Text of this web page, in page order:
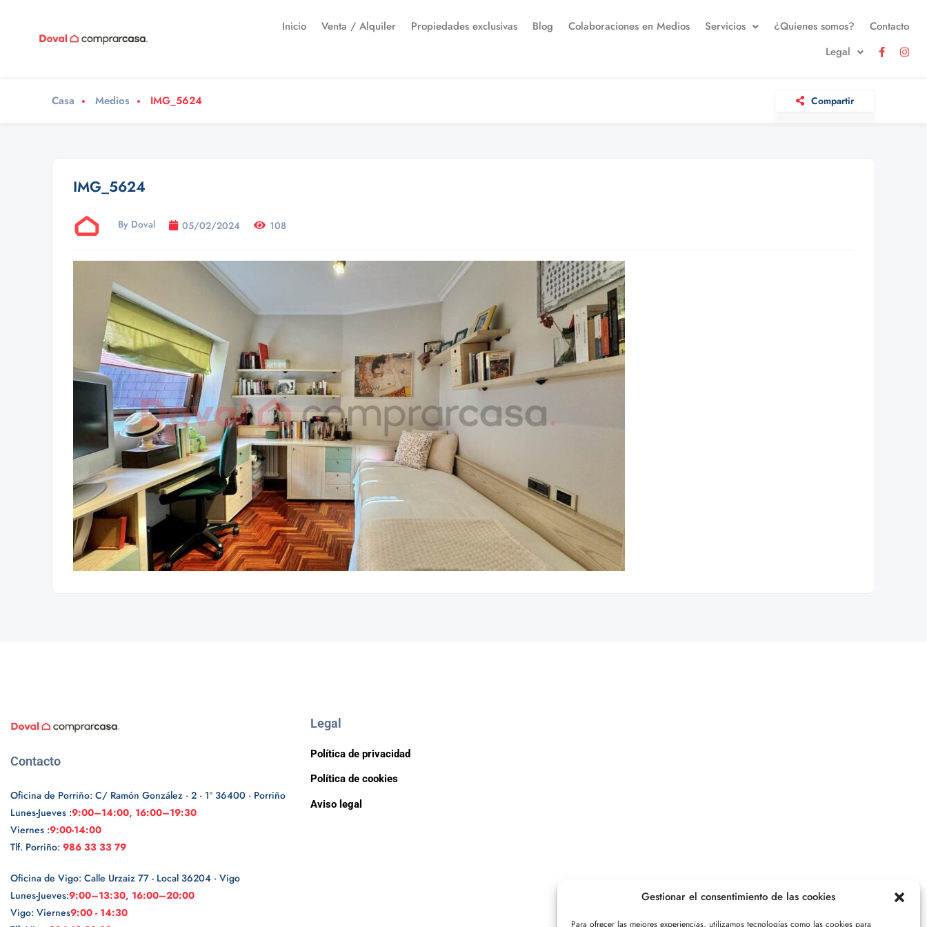
Gestionar el consentimiento de las cookies
Para ofrecer las mejores experiencias, utilizamos tecnologías como las cookies para
Inicio Venta / Alquiler Propiedades exclusivas Blog Colaboraciones en Medios Servicios ¿Quienes somos?
Contacto
Legal
Casa Medios IMG_5624 Compartir
IMG_5624
By Doval 05/02/2024 108
Contacto
Oficina de Porriño: C/ Ramón González · 2 · 1º 36400 · Porriño
Lunes-Jueves :9:00–14:00, 16:00–19:30
Viernes :9:00-14:00
Tlf. Porriño: 986 33 33 79
Oficina de Vigo: Calle Urzaiz 77 - Local 36204 · Vigo
Lunes-Jueves:9:00–13:30, 16:00–20:00
Vigo: Viernes9:00 - 14:30
Legal
Política de privacidad
Política de cookies
Aviso legal